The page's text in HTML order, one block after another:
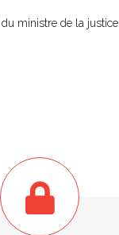
ministre de la justice